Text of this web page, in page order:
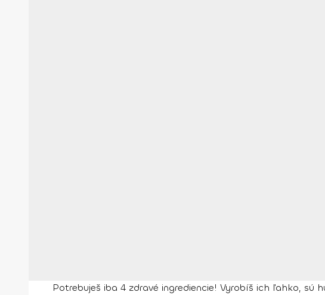
Potrebuješ iba 4 zdravé ingrediencie! Vyrobíš ich ľahko,